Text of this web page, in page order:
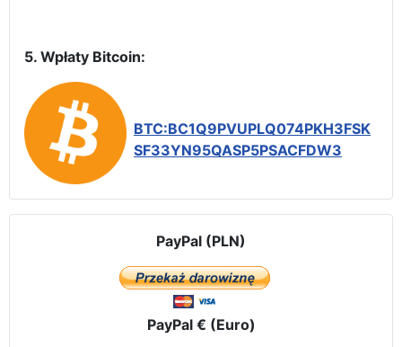
5. Wpłaty Bitcoin:
BTC:BC1Q9PVUPLQ074PKH3FSK
SF33YN95QASP5PSACFDW3
PayPal (PLN)
PayPal € (Euro)